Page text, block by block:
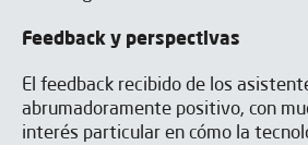
Feedback y perspectivas
El feedback recibido de los
abrumadoramente positivo, con
interés particular en cómo la